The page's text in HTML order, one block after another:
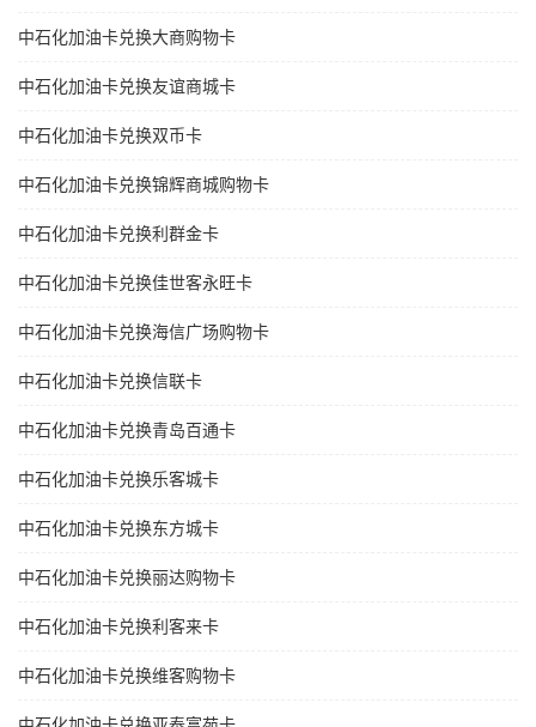
中石化加油卡兑换大商购物卡
中石化加油卡兑换友谊商城卡
中石化加油卡兑换双币卡
中石化加油卡兑换锦辉商城购物卡
中石化加油卡兑换利群金卡
中石化加油卡兑换佳世客永旺卡
中石化加油卡兑换海信广场购物卡
中石化加油卡兑换信联卡
中石化加油卡兑换青岛百通卡
中石化加油卡兑换乐客城卡
中石化加油卡兑换东方城卡
中石化加油卡兑换丽达购物卡
中石化加油卡兑换利客来卡
中石化加油卡兑换维客购物卡